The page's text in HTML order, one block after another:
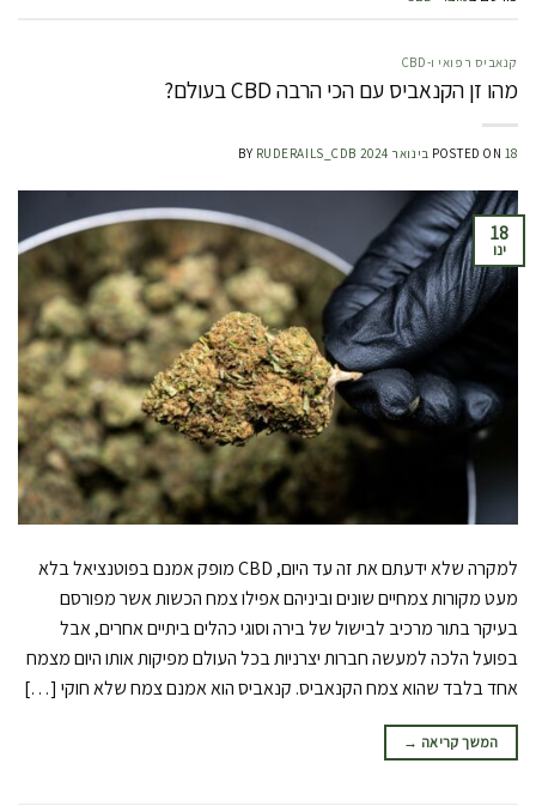
קנאביס רפואי ו-CBD
מהו זן הקנאביס עם הכי הרבה CBD בעולם?
POSTED ON 18 בינואר 2024 BY RUDERAILS_CDB
18
ינו
למקרה שלא ידעתם את זה עד היום, CBD מופק אמנם בפוטנציאל בלא
מעט מקורות צמחיים שונים וביניהם אפילו צמח הכשות אשר מפורסם
בעיקר בתור מרכיב לבישול של בירה וסוגי כהלים ביתיים אחרים, אבל
בפועל הלכה למעשה חברות יצרניות בכל העולם מפיקות אותו היום מצמח
אחד בלבד שהוא צמח הקנאביס. קנאביס הוא אמנם צמח שלא חוקי […]
המשך קריאה →